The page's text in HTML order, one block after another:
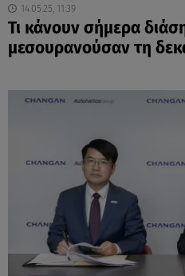
14.05.25, 11:39
Τι κάνουν σήμερα
μεσουρανούσαν τη